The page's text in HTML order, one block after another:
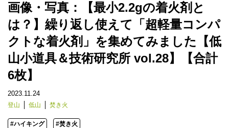
画像・写真：【最小2.2gの着火剤と
は？】繰り返し使えて「超軽量コンパ
クトな着火剤」を集めてみました【低
山小道具＆技術研究所 vol.28】【合計
6枚】
2023.11.24
登山 低山 焚き火
#ハイキング #焚き火